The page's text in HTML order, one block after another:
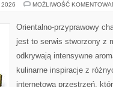
2026 MOŻLIWOŚĆ
Orientalno-przyprawowy
jest to serwis stworzony z
odkrywają intensywne
kulinarne inspiracje z
internetowa przestrzeń,